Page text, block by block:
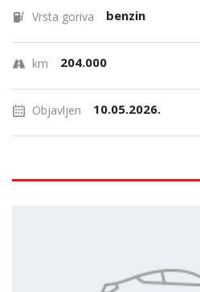
Vrsta goriva benzin
km 204.000
Objavljen 10.05.2026.